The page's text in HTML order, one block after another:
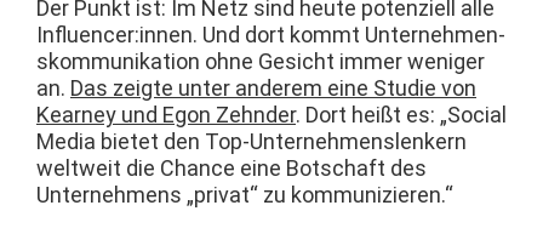
Der Punkt ist: Im Netz sind heute poten­ziell alle
Influencer:innen. Und dort kommt Unternehmen­
skom­mu­nika­tion ohne Gesicht immer weniger
an. Das zeigte unter anderem eine Studie von
Kear­ney und Egon Zehn­der. Dort heißt es: „Social
Media bietet den Top-Unternehmenslenkern
weltweit die Chance eine Botschaft des
Unternehmens „pri­vat“ zu kommunizieren.“